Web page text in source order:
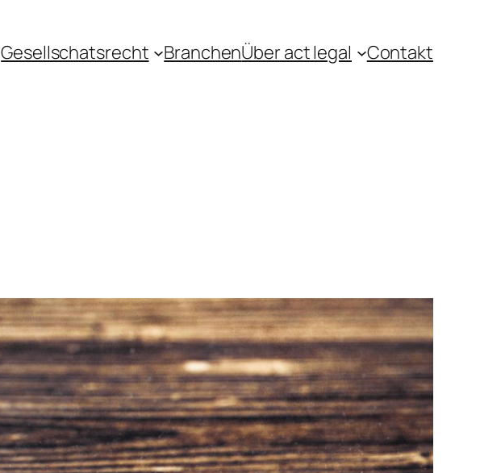
Gesellschatsrecht BranchenÜber act legal Contakt